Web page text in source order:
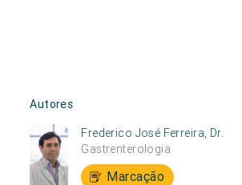
Autores
Frederico José Ferreira, Dr.
Gastrenterologia
Marcação